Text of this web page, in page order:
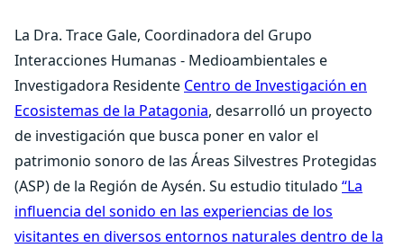
La Dra. Trace Gale, Coordinadora del Grupo
Interacciones Humanas - Medioambientales e
Investigadora Residente Centro de Investigación en
Ecosistemas de la Patagonia, desarrolló un proyecto
de investigación que busca poner en valor el
patrimonio sonoro de las Áreas Silvestres Protegidas
(ASP) de la Región de Aysén. Su estudio titulado “La
influencia del sonido en las experiencias de los
visitantes en diversos entornos naturales dentro de la